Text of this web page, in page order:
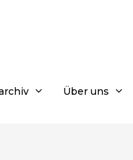
Über uns